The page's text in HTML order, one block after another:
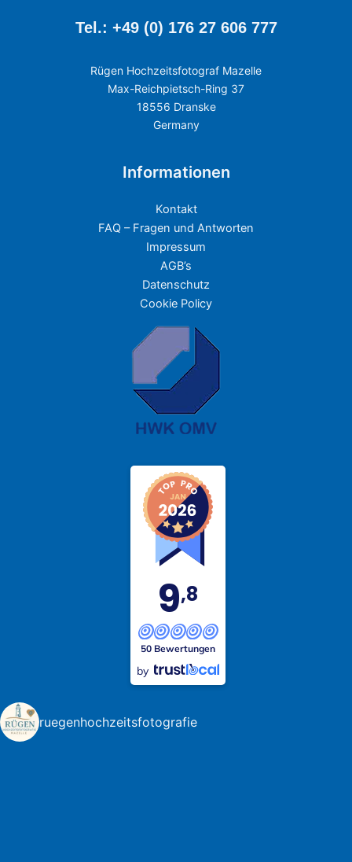
Tel.: +49 (0) 176 27 606 777
Rügen Hochzeitsfotograf Mazelle
Max-Reichpietsch-Ring 37
18556 Dranske
Germany
Informationen
Kontakt
FAQ – Fragen und Antworten
Impressum
AGB’s
Datenschutz
Cookie Policy
9,8
50 Bewertungen
by
ruegenhochzeitsfotografie